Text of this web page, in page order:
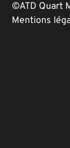
©ATD Quart
Mentions